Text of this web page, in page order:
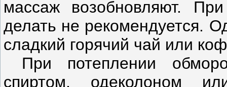
массаж возобновляют.
делать не рекомендуется.
сладкий горячий чай или
При потеплении
спиртом, одеколоном